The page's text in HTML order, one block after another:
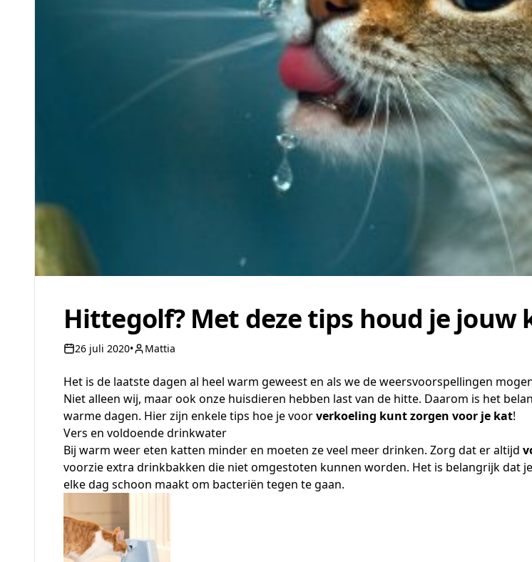
Hittegolf? Met deze tips houd je jouw
26 juli 2020• Mattia
Het is de laatste dagen al heel warm geweest en als we de weersvoorspellingen
Niet alleen wij, maar ook onze huisdieren hebben last van de hitte. Daarom is het
warme dagen. Hier zijn enkele tips hoe je voorverkoeling kunt zorgen voor je kat!
Vers en voldoende drinkwater
Bij warm weer eten katten minder en moeten ze veel meer drinken. Zorg dat er altijd
voorzie extra drinkbakken die niet omgestoten kunnen worden. Het is belangrijk dat
elke dag schoon maakt om bacteriën tegen te gaan.